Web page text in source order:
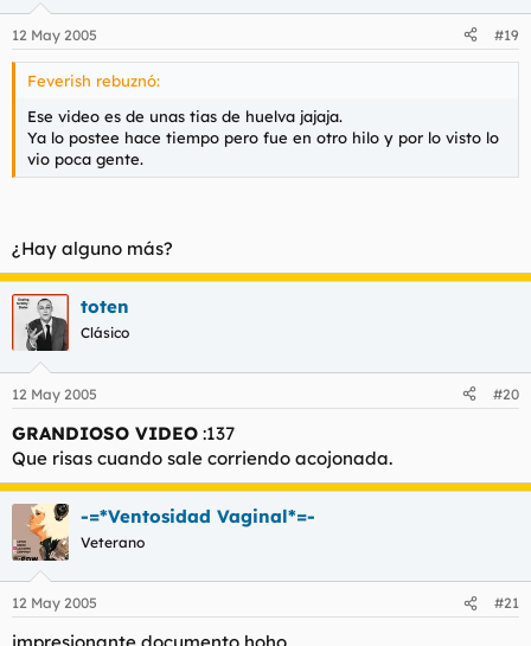
12 May 2005 #19
Feverish rebuznó:
Ese video es de unas tias de huelva jajaja.
Ya lo postee hace tiempo pero fue en otro hilo y por lo visto lo
vio poca gente.
¿Hay alguno más?
toten
Clásico
12 May 2005 #20
GRANDIOSO VIDEO :137
Que risas cuando sale corriendo acojonada.
-=*Ventosidad Vaginal*=-
Veterano
12 May 2005 #21